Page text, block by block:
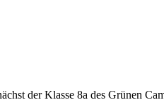
der Klasse 8a des Grünen